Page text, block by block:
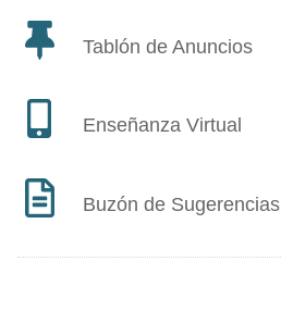
Tablón de Anuncios
Enseñanza Virtual
Buzón de Sugerencias